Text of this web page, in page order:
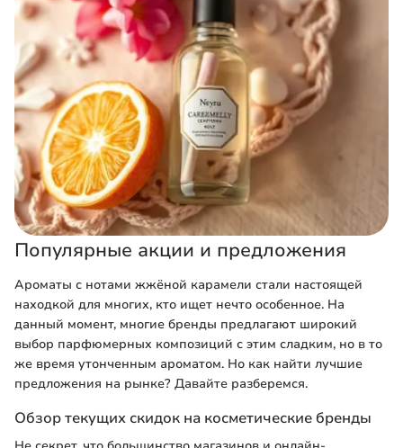
Популярные акции и предложения
Ароматы с нотами жжёной карамели стали настоящей
находкой для многих, кто ищет нечто особенное. На
данный момент, многие бренды предлагают широкий
выбор парфюмерных композиций с этим сладким, но в то
же время утонченным ароматом. Но как найти лучшие
предложения на рынке? Давайте разберемся.
Обзор текущих скидок на косметические бренды